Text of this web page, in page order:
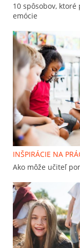
10 spôsobov,
emócie
INŠPIRÁCIE NA
Ako môže učiteľ